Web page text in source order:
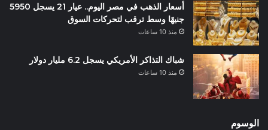
أسعار الذهب في مصر اليوم.. عيار 21 يسجل 5950
جنيهًا وسط ترقب لتحركات السوق
منذ 10 ساعات
شباك التذاكر الأمريكي يسجل 6.2 مليار دولار
منذ 10 ساعات
الوسوم